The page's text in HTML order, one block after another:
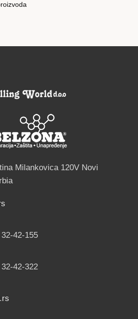
Milankovica 120V Novi
42-155
42-322